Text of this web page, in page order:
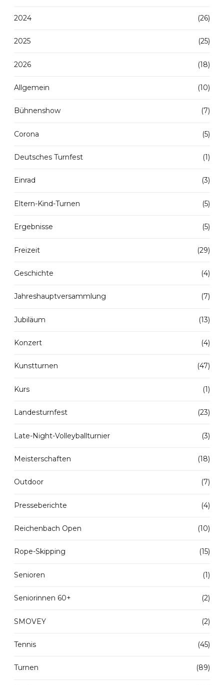
2024 (26)
2025 (25)
2026 (18)
Allgemein (10)
Bühnenshow (7)
Corona (5)
Deutsches Turnfest (1)
Einrad (3)
Eltern-Kind-Turnen (5)
Ergebnisse (5)
Freizeit (29)
Geschichte (4)
Jahreshauptversammlung (7)
Jubiläum (13)
Konzert (4)
Kunstturnen (47)
Kurs (1)
Landesturnfest (23)
Late-Night-Volleyballturnier (3)
Meisterschaften (18)
Outdoor (7)
Presseberichte (4)
Reichenbach Open (10)
Rope-Skipping (15)
Senioren (1)
Seniorinnen 60+ (2)
SMOVEY (2)
Tennis (45)
Turnen (89)